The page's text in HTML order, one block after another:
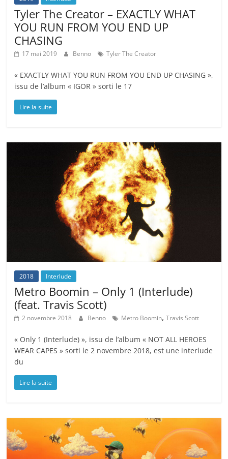
Tyler The Creator – EXACTLY WHAT
YOU RUN FROM YOU END UP
CHASING
17 mai 2019 Benno Tyler The Creator
« EXACTLY WHAT YOU RUN FROM YOU END UP CHASING »,
issu de l’album « IGOR » sorti le 17
Lire la suite
2018 Interlude
Metro Boomin – Only 1 (Interlude)
(feat. Travis Scott)
2 novembre 2018 Benno Metro Boomin,Travis Scott
« Only 1 (Interlude) », issu de l’album « NOT ALL HEROES
WEAR CAPES » sorti le 2 novembre 2018, est une interlude
du
Lire la suite